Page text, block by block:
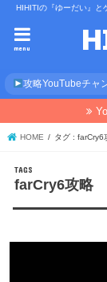
HIHITIの『ゆーだい』と
menu
攻略YouTubeチャ
HOME タグ : farCry6
farCry6攻略